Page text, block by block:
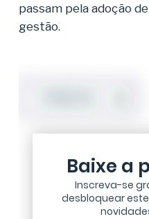
passam pela adoção
gestão.
Baixe a
Inscreva-se
desbloquear